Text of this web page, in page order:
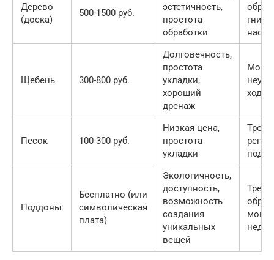
Дерево
(доска)
500-1500 руб.
эстетичность,
простота
обработки
Щебень 300-800 руб.
Долговечность,
простота
укладки,
хороший
дренаж
Песок 100-300 руб.
Низкая цена,
простота
укладки
Поддоны
Бесплатно (или
символическая
плата)
Экологичность,
доступность,
возможность
создания
уникальных
вещей